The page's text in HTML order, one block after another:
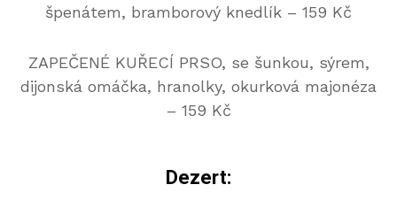
špenátem, bramborový knedlík – 159 Kč
ZAPEČENÉ KUŘECÍ PRSO, se šunkou, sýrem,
dijonská omáčka, hranolky, okurková majonéza
– 159 Kč
Dezert: